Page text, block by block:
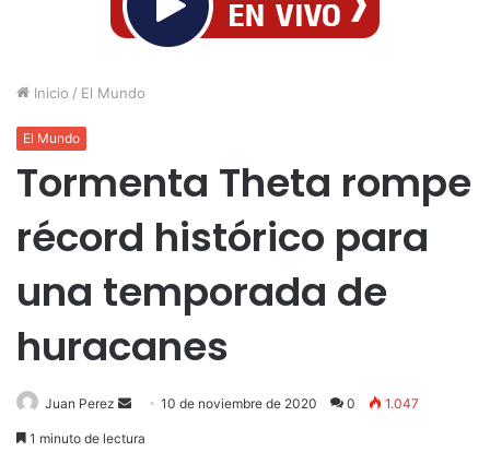
Inicio / El Mundo
El Mundo
Tormenta Theta rompe
récord histórico para
una temporada de
huracanes
Juan Perez
Send10 de noviembre de 2020 0 1.047
1 minuto de lectura